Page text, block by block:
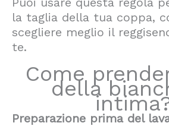
la taglia della tua coppa,
scegliere meglio il
te.
Come
della
Preparazione prima del